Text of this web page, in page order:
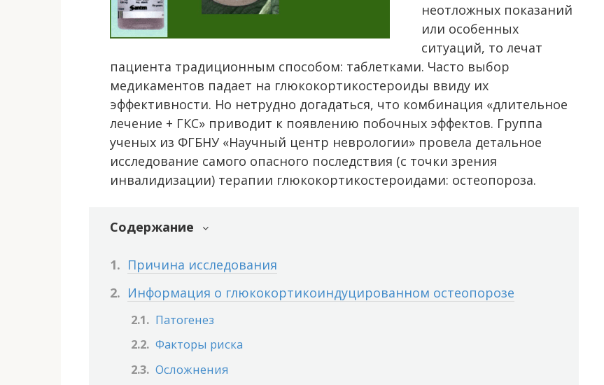
неотложных показаний
или особенных
ситуаций, то лечат
пациента традиционным способом: таблетками. Часто выбор
медикаментов падает на глюкокортикостероиды ввиду их
эффективности. Но нетрудно догадаться, что комбинация «длительное
лечение + ГКС» приводит к появлению побочных эффектов. Группа
ученых из ФГБНУ «Научный центр неврологии» провела детальное
исследование самого опасного последствия (с точки зрения
инвалидизации) терапии глюкокортикостероидами: остеопороза.
Содержание
Причина исследования
Информация о глюкокортикоиндуцированном остеопорозе
Патогенез
Факторы риска
Осложнения